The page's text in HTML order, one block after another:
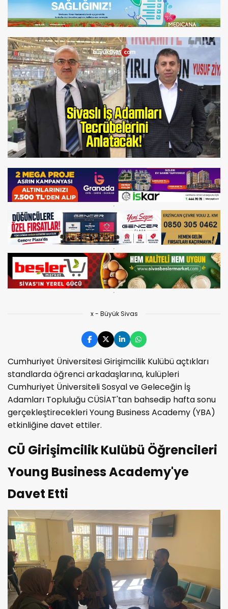
x - Büyük Sivas
Cumhuriyet Üniversitesi Girişimcilik Kulübü açtıkları
standlarda öğrenci arkadaşlarına, kulüpleri
Cumhuriyet Üniversiteli Sosyal ve Geleceğin İş
Adamları Topluluğu CÜSİAT'tan bahsedip hafta sonu
gerçekleştirecekleri Young Business Academy (YBA)
etkinliğine davet ettiler.
CÜ Girişimcilik Kulübü Öğrencileri
Young Business Academy'ye
Davet Etti